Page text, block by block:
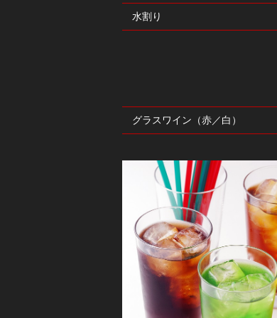
水割り
グラスワイン（赤／白）